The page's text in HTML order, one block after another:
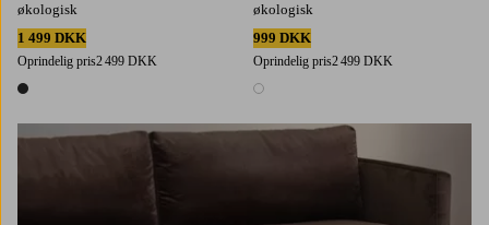
økologisk
1 499 DKK
Oprindelig pris2 499 DKK
1 farve
økologisk
999 DKK
Oprindelig pris2 499 DKK
1 farve